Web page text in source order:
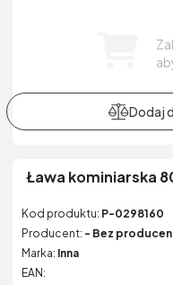
Ława kominiarska
Kod produktu: P-0298160
Producent: - Bez
Marka: Inna
EAN: